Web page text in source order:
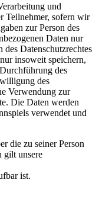
und
Teilnehmer, sofern wir
zur Person des
Daten nur
Datenschutzrechtes
insoweit speichern,
des
des
Verwendung zur
Die Daten werden
verwendet und
die zu seiner Person
gilt unsere
ist.